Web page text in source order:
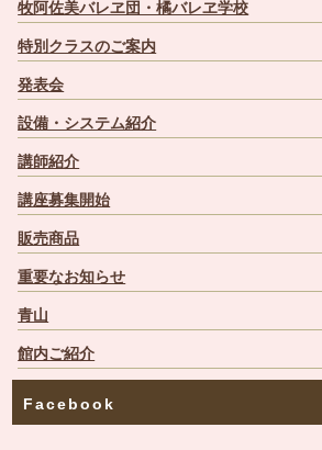
牧阿佐美バレヱ団・橘バレヱ学校
特別クラスのご案内
発表会
設備・システム紹介
講師紹介
講座募集開始
販売商品
重要なお知らせ
青山
館内ご紹介
Facebook